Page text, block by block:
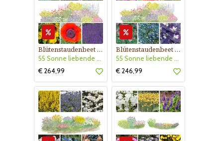
Blütenstaudenbeet Kollektion Nr. 504
55 Sonne liebende Stauden für 6 m² Beet mit Pflanzplan
€ 264,99
Blütenstaudenbeet Kollektion Nr. 505
55 Sonne liebende Blütenstauden - 5m² Beet mit Pflanzplan
€ 246,99